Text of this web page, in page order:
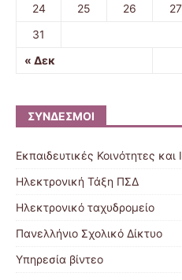
« Δεκ
24
25 26 27
31
ΣΎΝΔΕΣΜΟΙ
Εκπαιδευτικές Κοινότητες και
Ηλεκτρονική Τάξη ΠΣΔ
Ηλεκτρονικό ταχυδρομείο
Πανελλήνιο Σχολικό Δίκτυο
Υπηρεσία βίντεο